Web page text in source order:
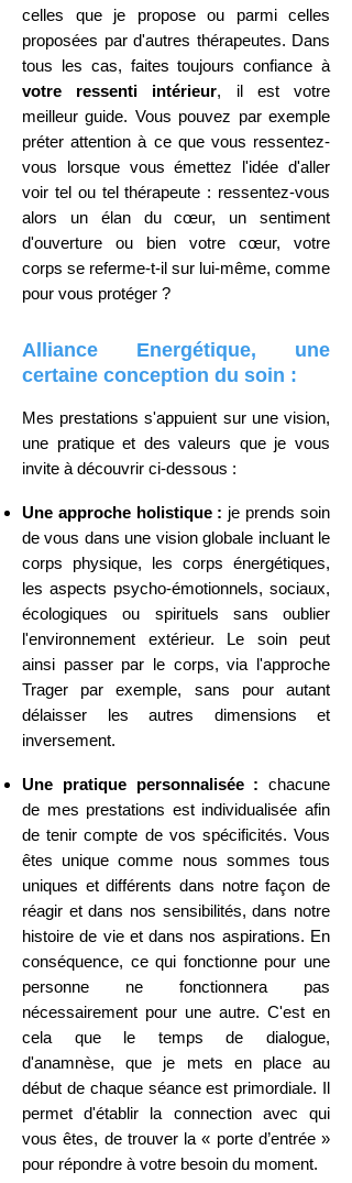
celles que je propose ou parmi celles
proposées par d'autres thérapeutes. Dans
tous les cas, faites toujours confiance à
votre ressenti intérieur, il est votre
meilleur guide. Vous pouvez par exemple
préter attention à ce que vous ressentez-
vous lorsque vous émettez l'idée d'aller
voir tel ou tel thérapeute : ressentez-vous
alors un élan du cœur, un sentiment
d'ouverture ou bien votre cœur, votre
corps se referme-t-il sur lui-même, comme
pour vous protéger ?
Alliance Energétique, une
certaine conception du soin :
Mes prestations s'appuient sur une vision,
une pratique et des valeurs que je vous
invite à découvrir ci-dessous :
Une approche holistique : je prends soin
de vous dans une vision globale incluant le
corps physique, les corps énergétiques,
les aspects psycho-émotionnels, sociaux,
écologiques ou spirituels sans oublier
l'environnement extérieur. Le soin peut
ainsi passer par le corps, via l'approche
Trager par exemple, sans pour autant
délaisser les autres dimensions et
inversement.
Une pratique personnalisée : chacune
de mes prestations est individualisée afin
de tenir compte de vos spécificités. Vous
êtes unique comme nous sommes tous
uniques et différents dans notre façon de
réagir et dans nos sensibilités, dans notre
histoire de vie et dans nos aspirations. En
conséquence, ce qui fonctionne pour une
personne ne fonctionnera pas
nécessairement pour une autre. C'est en
cela que le temps de dialogue,
d'anamnèse, que je mets en place au
début de chaque séance est primordiale. Il
permet d'établir la connection avec qui
vous êtes, de trouver la « porte d’entrée »
pour répondre à votre besoin du moment.